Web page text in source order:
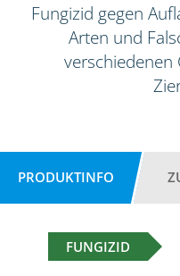
Fungizid gegen
Arten und
PRODUKTINFO
FUNGIZID